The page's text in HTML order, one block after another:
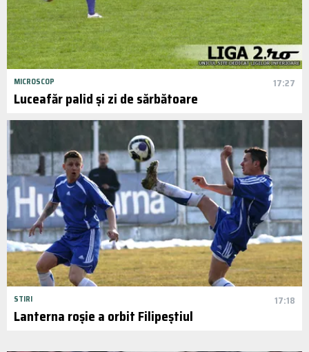
MICROSCOP 17:27
Luceafăr palid și zi de sărbătoare
STIRI 17:18
Lanterna roșie a orbit Filipeștiul